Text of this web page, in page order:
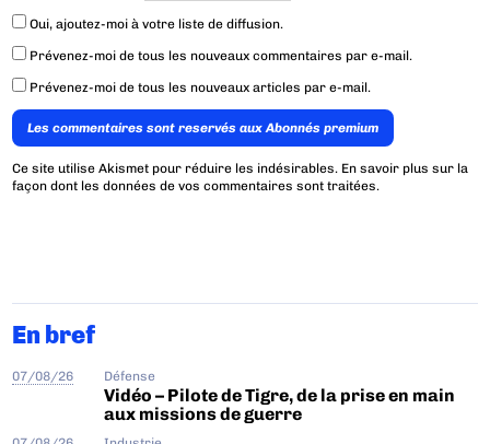
Oui, ajoutez-moi à votre liste de diffusion.
Prévenez-moi de tous les nouveaux commentaires par e-mail.
Prévenez-moi de tous les nouveaux articles par e-mail.
Les commentaires sont reservés aux Abonnés premium
Ce site utilise Akismet pour réduire les indésirables. En savoir plus sur la
façon dont les données de vos commentaires sont traitées.
En bref
07/08/26 Défense
Vidéo – Pilote de Tigre, de la prise en main
aux missions de guerre